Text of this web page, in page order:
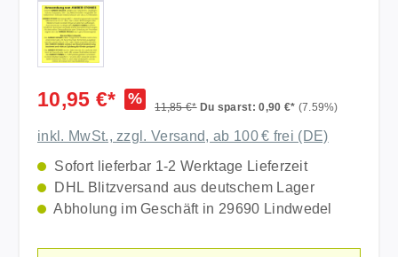
10,95 €* % 11,85 €* Du sparst: 0,90 €* (7.59%)
inkl. MwSt., zzgl. Versand, ab 100 € frei (DE)
Sofort lieferbar 1-2 Werktage Lieferzeit
DHL Blitzversand aus deutschem Lager
Abholung im Geschäft in 29690 Lindwedel